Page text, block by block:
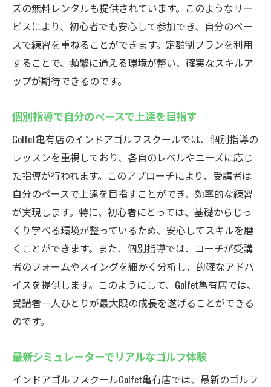
最新設備で本格的なゴルフ体験を提供
ゴルフ初心者も安心のサポート体制
自由に通える定額制プランが魅力
インドアスクールで楽しくスキルアップ
自由な練習が可能なインドアゴルフ環境
アクセス便利な亀有でゴルフを満喫
手ぶらでOKの気軽な通い方
個別指導で効率的に腕を磨く
天候を気にせず通える魅力
初心者も楽しめるゴルフ体験
ゴルフスキル向上に最適なインドアスクール
Golfet
スキル向上に最適なインドアゴルフスクー
最新機器で科学的なスイング分析
初心者から上級者まで対応のプログラム
ズの無料レンタルも提供されています。このようなサー
ビスにより、初心者でも安心して参加でき、自分のペー
スで練習を重ねることができます。定額制プランを利用
することで、頻繁に通える環境が整い、確実なスキルア
ップが期待できるのです。
個別指導で自分のペースで上達を目指す
Golfet亀有店のインドアゴルフスクールでは、個別指導の
レッスンを重視しており、各自のレベルやニーズに応じ
た指導が行われます。このアプローチにより、受講者は
自分のペースで上達を目指すことができ、効率的な練習
が実現します。特に、初心者にとっては、基礎からじっ
くり学べる環境が整っているため、安心してスキルを磨
くことができます。また、個別指導では、コーチが受講
者のフォームやスイングを細かく分析し、的確なアドバ
イスを提供します。このようにして、Golfet亀有店では、
受講者一人ひとりが最大限の成長を遂げることができる
のです。
最新シミュレーターでリアルなゴルフ体験
インドアゴルフスクールGolfet亀有店では、最新のゴルフ